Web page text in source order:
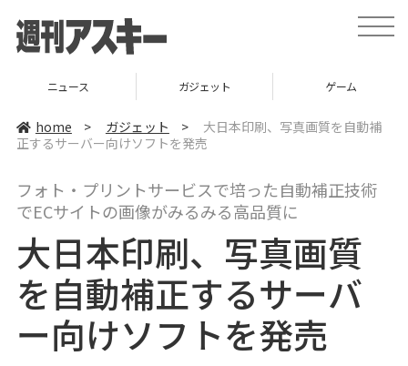
t
o
a
v
t
i
ニュース ガジェット ゲーム
home > ガジェット >
大日本印刷、写真画質を自動補
正するサーバー向けソフトを発売
フォト・プリントサービスで培った自動補正技術
でECサイトの画像がみるみる高品質に
大日本印刷、写真画質
を自動補正するサーバ
ー向けソフトを発売